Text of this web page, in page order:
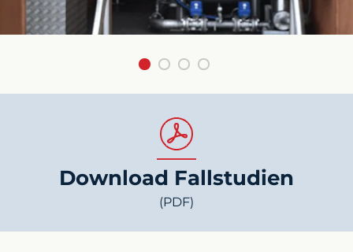
Download Fallstudien
(PDF)